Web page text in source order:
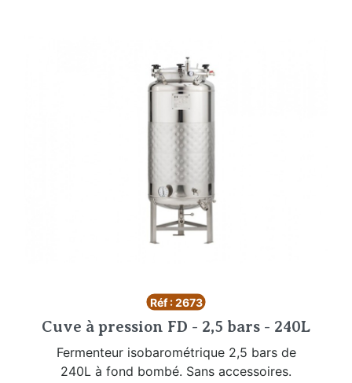
Réf : 2673
Cuve à pression FD - 2,5 bars - 240L
Fermenteur isobarométrique 2,5 bars de
240L à fond bombé. Sans accessoires.